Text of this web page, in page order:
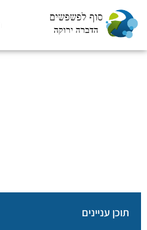
תוכן עניינים